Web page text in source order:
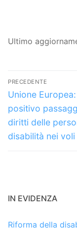
Ultimo
Navigazione
articoli
PRECEDENTE
Articolo
precedente:
Unione Europea:
positivo
diritti delle
disabilità nei voli
IN EVIDENZA
Riforma della